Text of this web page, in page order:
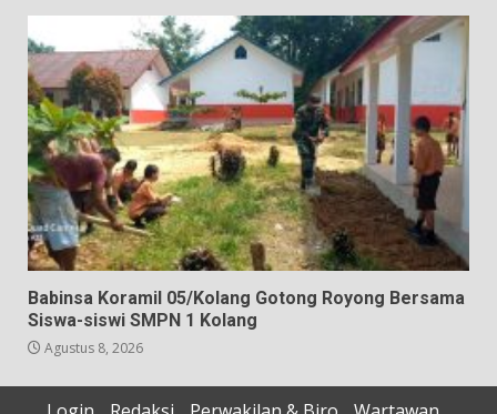
Babinsa Koramil 05/Kolang Gotong Royong Bersama
Siswa-siswi SMPN 1 Kolang
Agustus 8, 2026